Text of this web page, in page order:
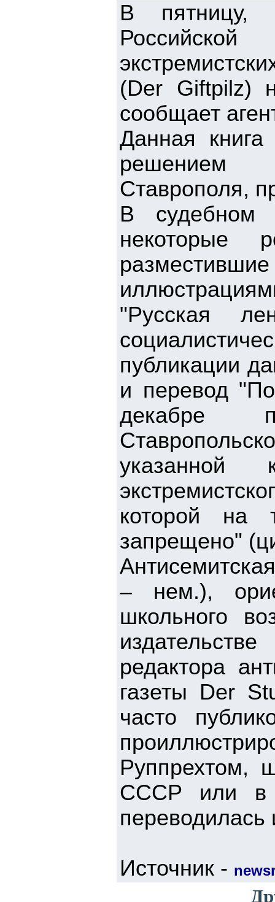
В пятницу,
(Der Giftpilz)
сообщает
Данная
решением
Ставрополя,
В судебном
некоторые
"Русская
публикации
и перевод
декабре
указанной
которой на
запрещено"
– нем.),
школьного
редактора
газеты Der
часто
Руппрехтом,
СССР или в
переводилась
Источник -